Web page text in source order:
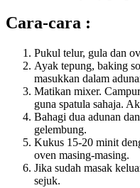
Cara-cara :
Pukul telur, gula dan
Ayak tepung, baking
masukkan dalam
Matikan mixer.
guna spatula sahaja.
Bahagi dua adunan
gelembung.
Kukus 15-20 minit
oven masing-masing.
Jika sudah masak
sejuk.